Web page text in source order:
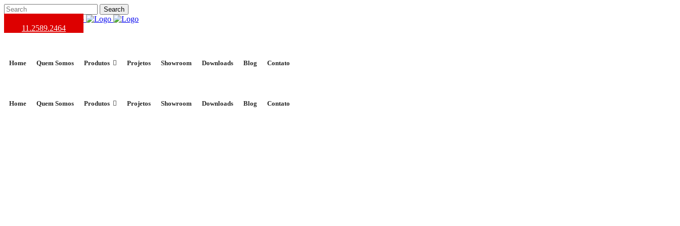
11.2589.2464
Home Quem Somos Produtos Projetos Showroom Downloads Blog Contato
Home Quem Somos Produtos Projetos Showroom Downloads Blog Contato